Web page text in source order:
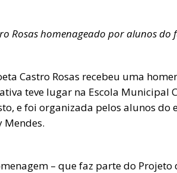
Rosas homenageado por alunos do
Castro Rosas recebeu uma
teve lugar na Escola Municipal
e foi organizada pelos alunos
Mendes.
– que faz parte do